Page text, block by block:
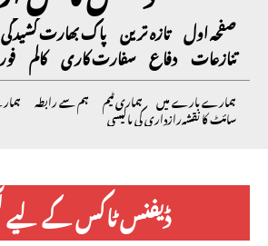
صفحہ اول تازہ ترین پاک بھارت کشیدگی
تنازعات دفاع سفارت کاری کالم
ہمارے بارے میں ہماری ٹیم ہم سے رابطہ
سائٹ کا نقشہرازداری کی پالیسی
ڈیفنس ٹاکس کے لیے